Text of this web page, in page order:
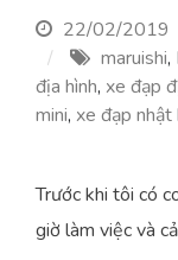
22/02/2019
maruishi,
địa hình, xe đạp
mini, xe đạp nhật
Trước khi tôi có
giờ làm việc và